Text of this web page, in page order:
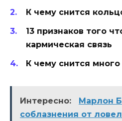
К чему снится
13 признаков того
кармическая связь
К чему снится
Интересно:
Марлон
соблазнения от